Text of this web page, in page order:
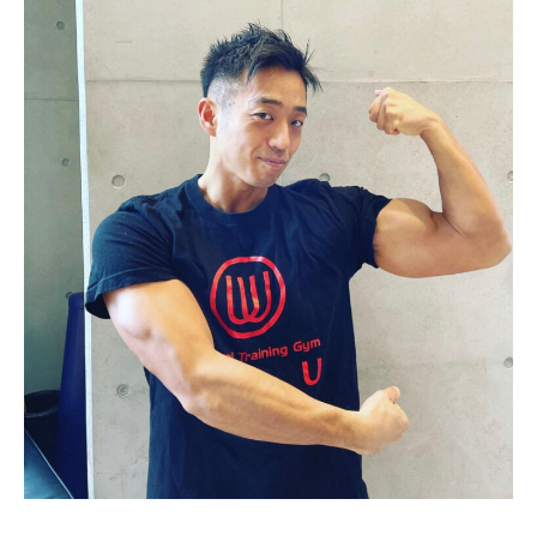
HOME
NEWS
ABOUT
FACILITY
TRAINER
VOICE
MENU&PRICE
RECRUIT